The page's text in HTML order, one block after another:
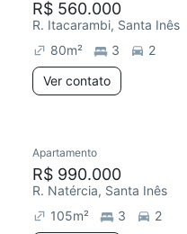
R$ 560.000
R. Itacarambi, Santa Inês
80m² 3
2
Ver contato
Apartamento
R$ 990.000
R. Natércia, Santa Inês
105m² 3
2